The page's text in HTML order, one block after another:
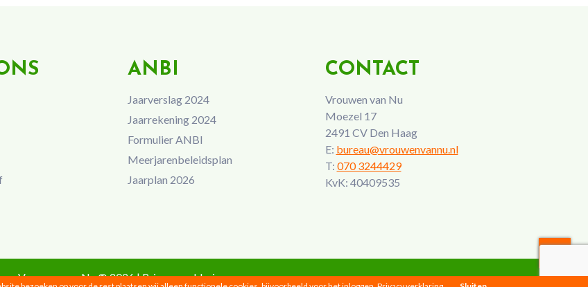
ANBI
Jaarverslag 2024
Jaarrekening 2024
Formulier ANBI
Meerjarenbeleidsplan
Jaarplan 2026
CONTACT
Vrouwen van Nu
Moezel 17
2491 CV Den Haag
E: bureau@vrouwenvannu.nl
T: 070 3244429
KvK: 40409535
Vrouwen van Nu © 2026 |Privacyverklaring